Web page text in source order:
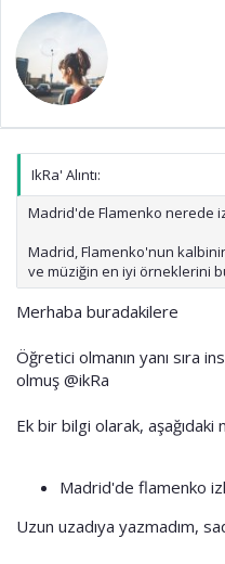
IkRa' Alıntı:
Madrid'de Flamenko nerede
Madrid, Flamenko'nun
ve müziğin en iyi örneklerini
Merhaba buradakilere
Öğretici olmanın yanı sıra
olmuş @ikRa
Ek bir bilgi olarak,
Madrid'de flamenko
Uzun uzadıya yazmadım,